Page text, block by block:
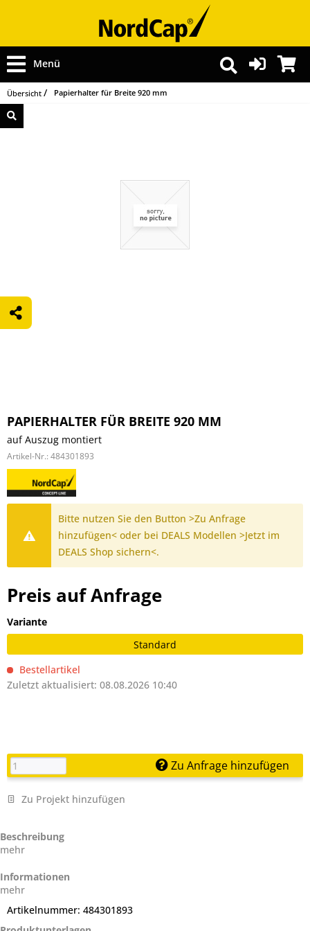
Menü
Übersicht Papierhalter für Breite 920 mm
PAPIERHALTER FÜR BREITE 920 MM
auf Auszug montiert
Artikel-Nr.: 484301893
Bitte nutzen Sie den Button >Zu Anfrage
hinzufügen< oder bei DEALS Modellen >Jetzt im
DEALS Shop sichern<.
Preis auf Anfrage
Variante
Standard
Bestellartikel
Zuletzt aktualisiert: 08.08.2026 10:40
Zu Anfrage hinzufügen
Zu Projekt hinzufügen
Beschreibung
mehr
Informationen
mehr
Artikelnummer: 484301893